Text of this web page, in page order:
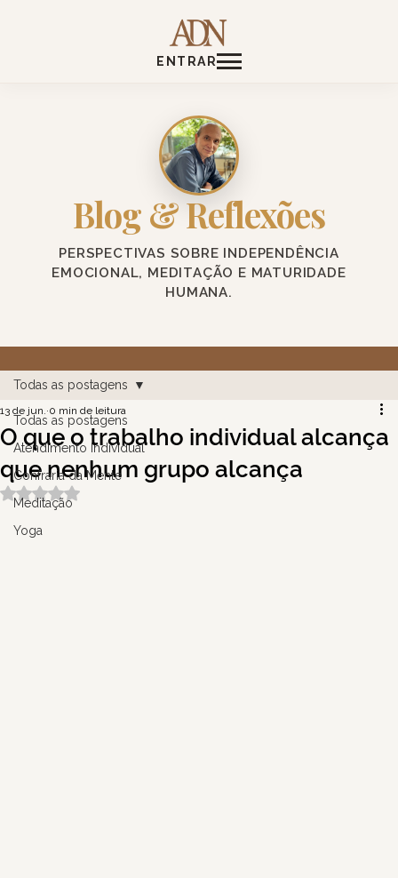
Blog & Reflexões
PERSPECTIVAS SOBRE INDEPENDÊNCIA
EMOCIONAL, MEDITAÇÃO E MATURIDADE
HUMANA.
ENTRAR
Todas as postagens
Atendimento Individual
Confraria da Mente
Meditação
Yoga
Todas as postagens
O que o trabalho individual alcança
que nenhum grupo alcança
13 de jun. 0 min de leitura
Avaliado com NaN de 5 estrelas.